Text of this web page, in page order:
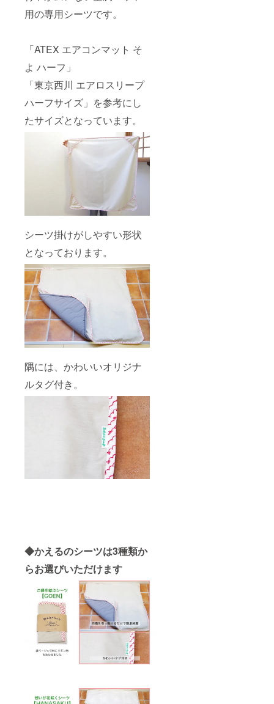
用の専用シーツです。
「ATEX エアコンマット そ
よ ハーフ」
「東京西川 エアロスリープ
ハーフサイズ」を参考にし
たサイズとなっています。
シーツ掛けがしやすい形状
となっております。
隅には、かわいいオリジナ
ルタグ付き。
◆かえるのシーツは3種類か
らお選びいただけます